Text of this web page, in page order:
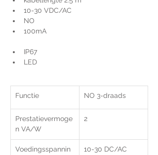
10-30 VDC/AC
NO
100mA
IP67
LED
Functie NO 3-draads
Prestatievermoge
n VA/W
2
Voedingsspannin
10-30 DC/AC